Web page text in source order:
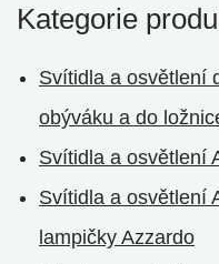
Kategorie
Svítidla a osvětlení
obýváku a do
Svítidla a osvětlení
Svítidla a osvětlení
lampičky Azzardo